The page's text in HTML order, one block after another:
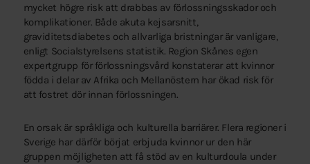
mycket högre risk att drabbas av förlossningsskador och
komplikationer. Både akuta kejsarsnitt,
graviditetsdiabetes och allvarliga bristningar är vanligare,
enligt Socialstyrelsens statistik. Region Skånes egen
expertgrupp för förlossningsvård konstaterar att kvinnor
födda i delar av Afrika och Mellanöstern har ökad risk för
att fostret dör innan förlossningen.
En orsak är språkliga och kulturella barriärer. Flera regioner i
Sverige har därför börjat erbjuda kvinnor ur den här
gruppen möjligheten att få stöd av en kulturdoula under